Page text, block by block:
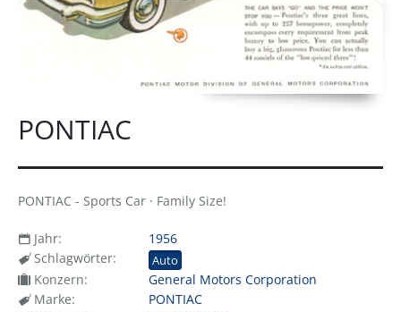
PONTIAC
PONTIAC - Sports Car · Family Size!
Jahr:
1956
Schlagwörter:
Auto
Konzern:
General Motors Corporation
Marke:
PONTIAC